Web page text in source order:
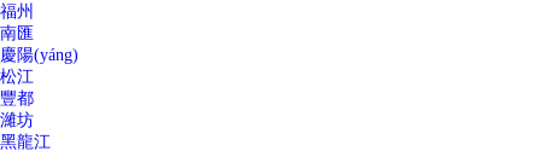
福州
南匯
慶陽(yáng)
松江
豐都
濰坊
黑龍江